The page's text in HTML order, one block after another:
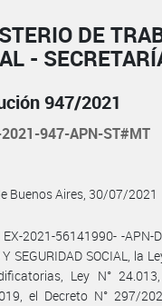
DE
-
947/2021
2021-947-APN-ST#MT
Buenos Aires, 30/07/2021
EX-2021-56141990- -APN-
Y SEGURIDAD SOCIAL, la
Ley N°
el Decreto N° 297/